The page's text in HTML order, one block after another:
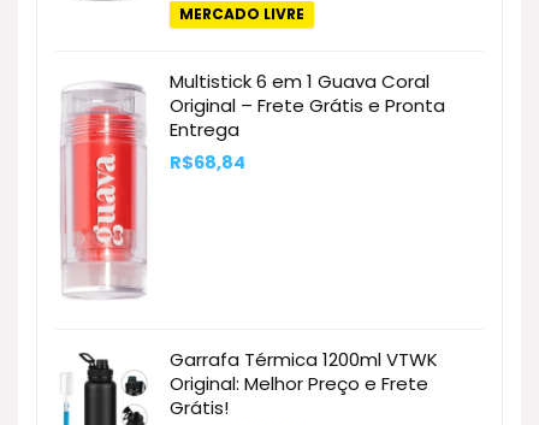
original
era:
atual
é:
MERCADO LIVRE
Multistick 6 em 1 Guava Coral
Original – Frete Grátis e Pronta
Entrega
R$68,84
Garrafa Térmica 1200ml VTWK
Original: Melhor Preço e Frete
Grátis!